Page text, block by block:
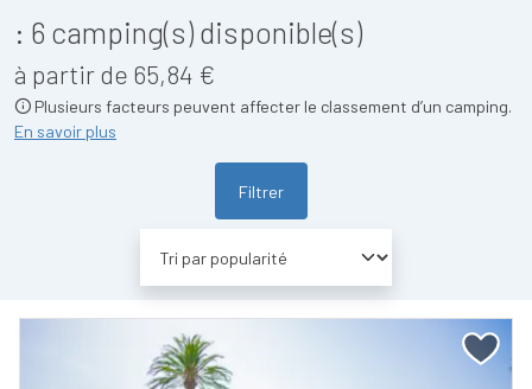
: 6 camping(s) disponible(s)
à partir de 65,84 €
Plusieurs facteurs peuvent affecter le classement d’un camping.
En savoir plus
Filtrer